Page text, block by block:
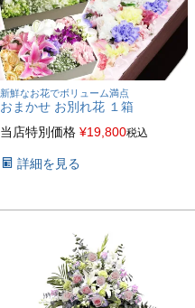
新鮮なお花でボリューム満点
おまかせ お別れ花 １箱
当店特別価格 ¥19,800税込
詳細を見る